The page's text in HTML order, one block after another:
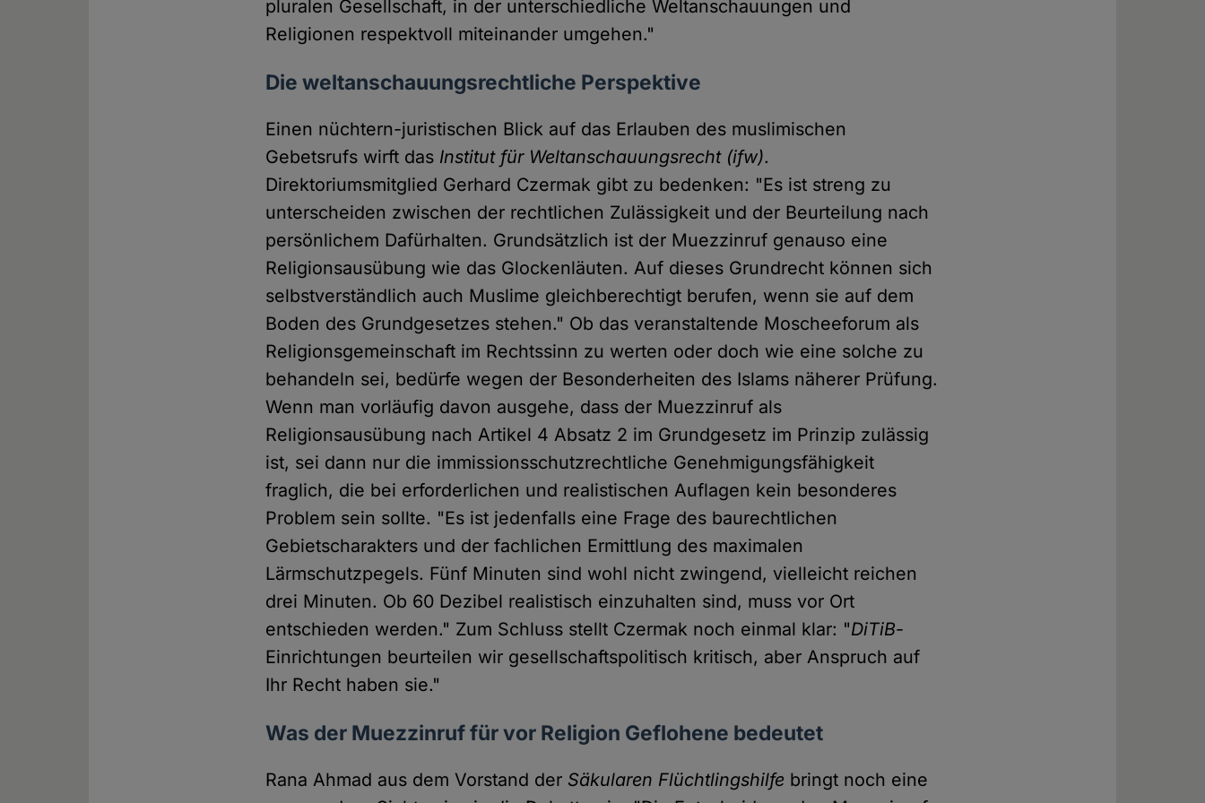
pluralen Gesellschaft, in der unterschiedliche Weltanschauungen und
Religionen respektvoll miteinander umgehen."
Die weltanschauungsrechtliche Perspektive
Einen nüchtern-juristischen Blick auf das Erlauben des muslimischen
Gebetsrufs wirft das Institut für Weltanschauungsrecht (ifw).
Direktoriumsmitglied Gerhard Czermak gibt zu bedenken: "Es ist streng zu
unterscheiden zwischen der rechtlichen Zulässigkeit und der Beurteilung nach
persönlichem Dafürhalten. Grundsätzlich ist der Muezzinruf genauso eine
Religionsausübung wie das Glockenläuten. Auf dieses Grundrecht können sich
selbstverständlich auch Muslime gleichberechtigt berufen, wenn sie auf dem
Boden des Grundgesetzes stehen." Ob das veranstaltende Moscheeforum als
Religionsgemeinschaft im Rechtssinn zu werten oder doch wie eine solche zu
behandeln sei, bedürfe wegen der Besonderheiten des Islams näherer Prüfung.
Wenn man vorläufig davon ausgehe, dass der Muezzinruf als
Religionsausübung nach Artikel 4 Absatz 2 im Grundgesetz im Prinzip zulässig
ist, sei dann nur die immissionsschutzrechtliche Genehmigungsfähigkeit
fraglich, die bei erforderlichen und realistischen Auflagen kein besonderes
Problem sein sollte. "Es ist jedenfalls eine Frage des baurechtlichen
Gebietscharakters und der fachlichen Ermittlung des maximalen
Lärmschutzpegels. Fünf Minuten sind wohl nicht zwingend, vielleicht reichen
drei Minuten. Ob 60 Dezibel realistisch einzuhalten sind, muss vor Ort
entschieden werden." Zum Schluss stellt Czermak noch einmal klar: "DiTiB-
Einrichtungen beurteilen wir gesellschaftspolitisch kritisch, aber Anspruch auf
Ihr Recht haben sie."
Was der Muezzinruf für vor Religion Geflohene bedeutet
Rana Ahmad aus dem Vorstand der Säkularen Flüchtlingshilfe bringt noch eine